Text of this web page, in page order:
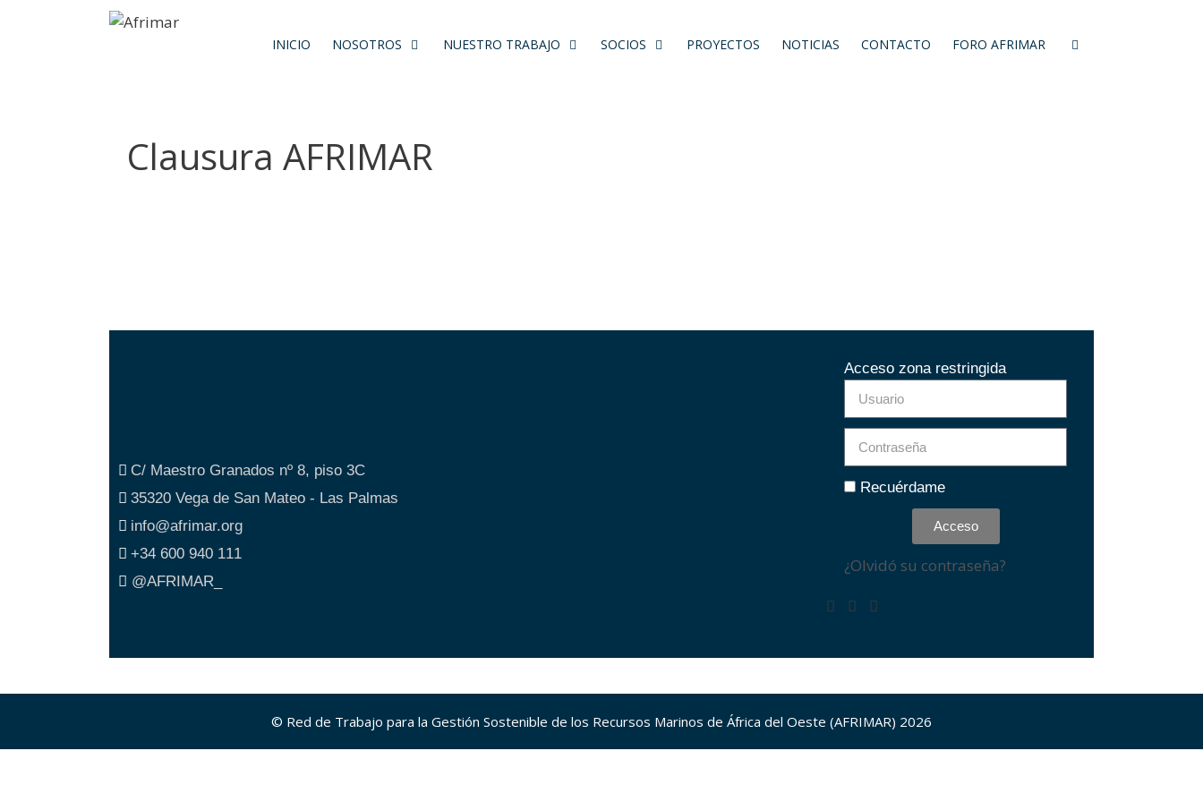
INICIO NOSOTROS NUESTRO TRABAJO SOCIOS PROYECTOS NOTICIAS CONTACTO FORO AFRIMAR
Clausura AFRIMAR
C/ Maestro Granados nº 8, piso 3C
35320 Vega de San Mateo - Las Palmas
info@afrimar.org
+34 600 940 111
@AFRIMAR_
Acceso zona restringida
Recuérdame
Acceso
¿Olvidó su contraseña?
© Red de Trabajo para la Gestión Sostenible de los Recursos Marinos de África del Oeste (AFRIMAR) 2026